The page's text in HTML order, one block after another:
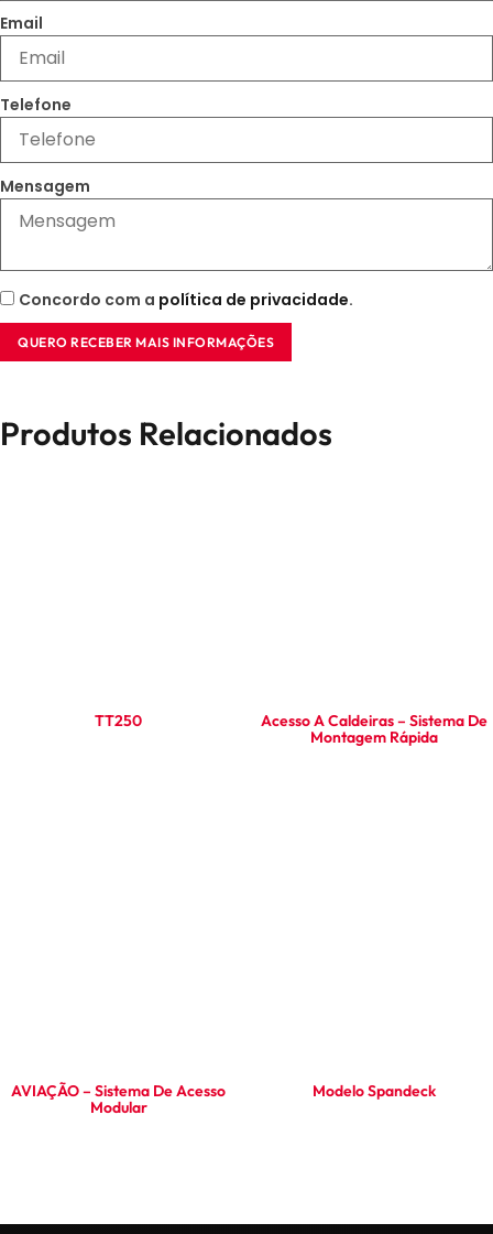
Email
Telefone
Mensagem
Concordo com a política de privacidade.
QUERO RECEBER MAIS INFORMAÇÕES
Produtos Relacionados
TT250
Acesso A Caldeiras – Sistema De
Montagem Rápida
AVIAÇÃO – Sistema De Acesso
Modular
Modelo Spandeck